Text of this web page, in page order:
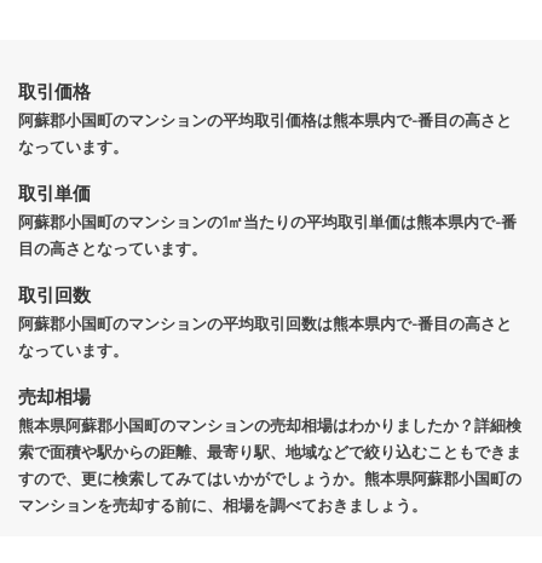
取引価格
阿蘇郡小国町のマンションの平均取引価格は熊本県内で-番目の高さと
なっています。
取引単価
阿蘇郡小国町のマンションの1㎡当たりの平均取引単価は熊本県内で-番
目の高さとなっています。
取引回数
阿蘇郡小国町のマンションの平均取引回数は熊本県内で-番目の高さと
なっています。
売却相場
熊本県阿蘇郡小国町のマンションの売却相場はわかりましたか？詳細検
索で面積や駅からの距離、最寄り駅、地域などで絞り込むこともできま
すので、更に検索してみてはいかがでしょうか。熊本県阿蘇郡小国町の
マンションを売却する前に、相場を調べておきましょう。